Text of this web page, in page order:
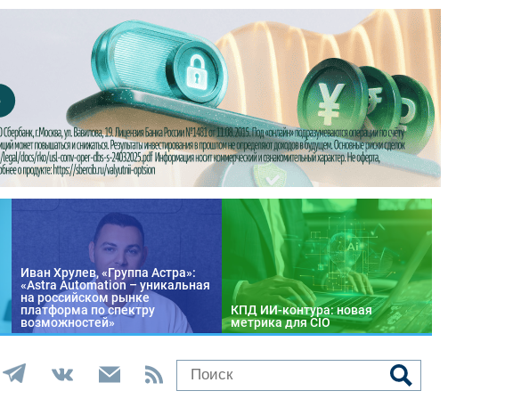
Иван Хрулев, «Группа Астра»:
«Astra Automation – уникальная
на российском рынке
платформа по спектру
возможностей»
КПД ИИ-контура: новая
метрика для CIO